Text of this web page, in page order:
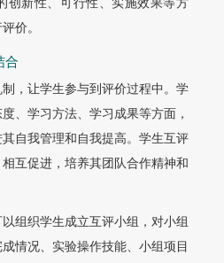
创新性、可行性、实施效果等方
价。
合
，让学生参与到评价过程中。学
、学习方法、学习成果等方面，
自我管理和自我提高。学生互评
互促进，培养其团队合作精神和
组织学生成立互评小组，对小组
情况、实验操作技能、小组项目